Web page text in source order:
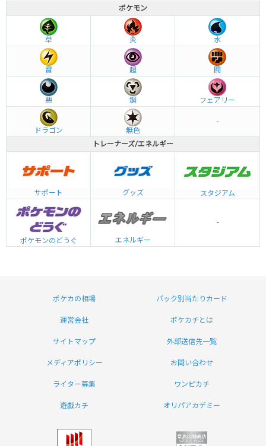
ポケモン
草 炎 水
雷 超 闘
悪 鋼 フェアリー
ドラゴン 無色
-
トレーナーズ/エネルギー
サポート グッズ スタジアム
ポケモンのどうぐ エネルギー
-
ポケカの相場 パック別当たりカード
運営会社 ポケカチとは
サイトマップ 外部送信先一覧
メディアポリシー お問い合わせ
ライター募集 ワンピカチ
遊戯カチ オリパアカデミー